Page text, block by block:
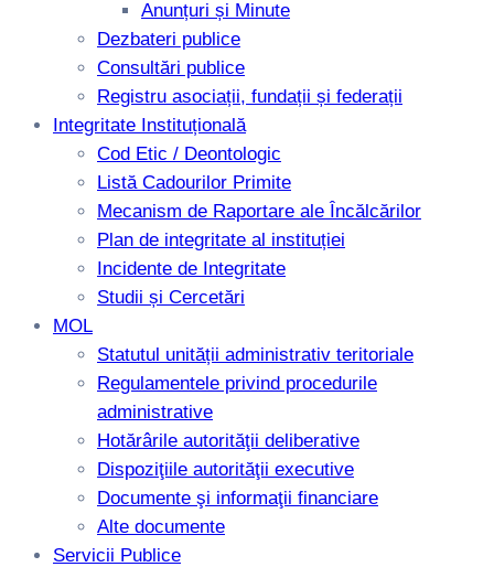
Anunțuri și Minute
Dezbateri publice
Consultări publice
Registru asociații, fundații și federații
Integritate Instituțională
Cod Etic / Deontologic
Listă Cadourilor Primite
Mecanism de Raportare ale Încălcărilor
Plan de integritate al instituției
Incidente de Integritate
Studii și Cercetări
MOL
Statutul unității administrativ teritoriale
Regulamentele privind procedurile
administrative
Hotărârile autorităţii deliberative
Dispoziţiile autorităţii executive
Documente şi informaţii financiare
Alte documente
Servicii Publice